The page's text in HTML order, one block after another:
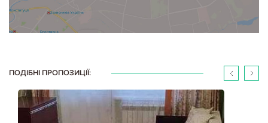
ПОДІБНІ ПРОПОЗИЦІЇ: